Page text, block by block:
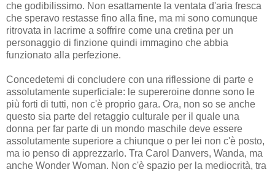
che godibilissimo. Non esattamente la ventata d'aria fresca
che speravo restasse fino alla fine, ma mi sono comunque
ritrovata in lacrime a soffrire come una cretina per un
personaggio di finzione quindi immagino che abbia
funzionato alla perfezione.
Concedetemi di concludere con una riflessione di parte e
assolutamente superficiale: le supereroine donne sono le
più forti di tutti, non c'è proprio gara. Ora, non so se anche
questo sia parte del retaggio culturale per il quale una
donna per far parte di un mondo maschile deve essere
assolutamente superiore a chiunque o per lei non c'è posto,
ma io penso di apprezzarlo. Tra Carol Danvers, Wanda, ma
anche Wonder Woman. Non c'è spazio per la mediocrità, tra